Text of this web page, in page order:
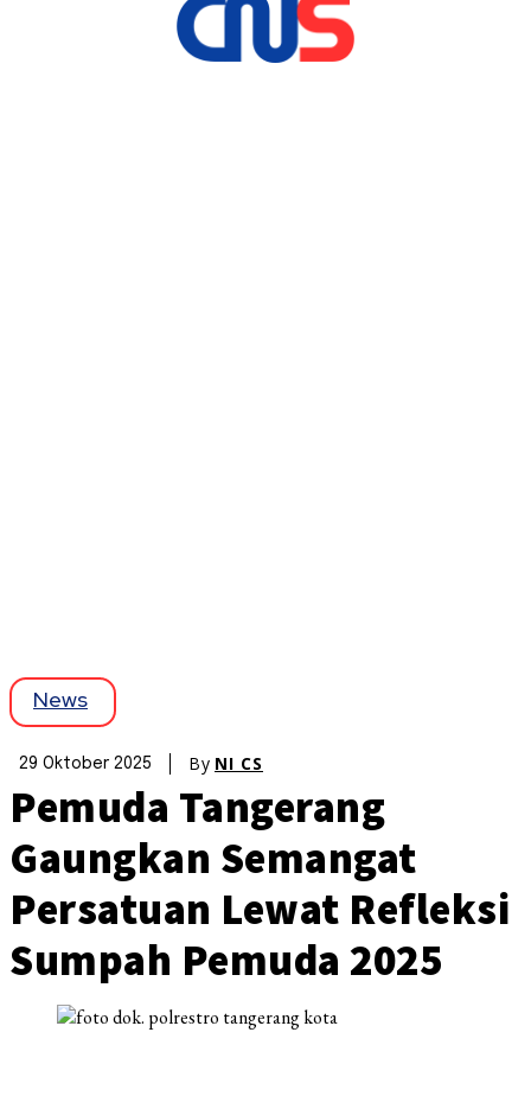
News
29 Oktober 2025 By NI CS
Pemuda Tangerang
Gaungkan Semangat
Persatuan Lewat Refleksi
Sumpah Pemuda 2025